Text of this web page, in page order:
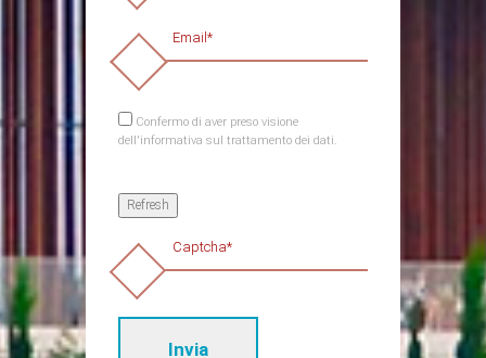
Confermo di aver preso visione
dell'informativa sul trattamento dei dati.